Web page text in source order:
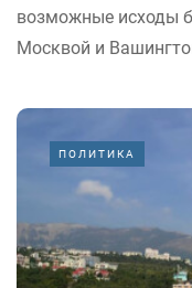
возможные исходы
Москвой и
ПОЛИТИКА